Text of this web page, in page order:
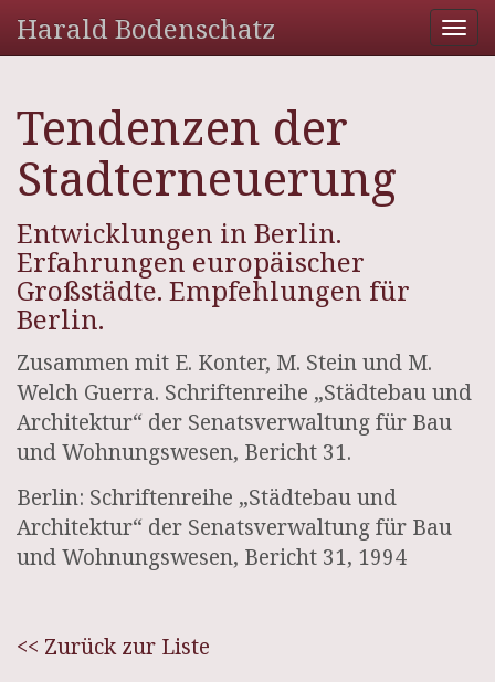
Harald Bodenschatz
Tendenzen der
Stadterneuerung
Entwicklungen in Berlin.
Erfahrungen europäischer
Großstädte. Empfehlungen für
Berlin.
Zusammen mit E. Konter, M. Stein und M.
Welch Guerra. Schriftenreihe „Städtebau und
Architektur“ der Senatsverwaltung für Bau
und Wohnungswesen, Bericht 31.
Berlin: Schriftenreihe „Städtebau und
Architektur“ der Senatsverwaltung für Bau
und Wohnungswesen, Bericht 31, 1994
<< Zurück zur Liste